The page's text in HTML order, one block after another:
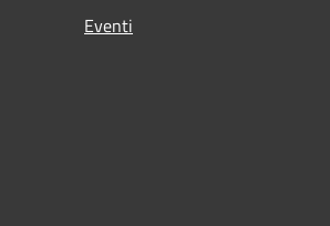
Eventi